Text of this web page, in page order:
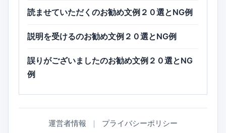
読ませていただくのお勧め文例２０選とNG例
説明を受けるのお勧め文例２０選とNG例
誤りがございましたのお勧め文例２０選とNG
例
運営者情報 ｜ プライバシーポリシー